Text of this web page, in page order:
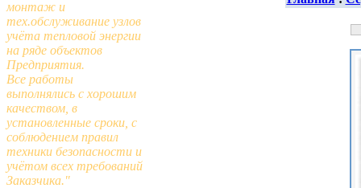
монтаж и
тех.обслуживание узлов
учёта тепловой энергии
на ряде объектов
Предприятия.
Все работы
выполнялись с хорошим
качеством, в
установленные сроки, с
соблюдением правил
техники безопасности и
учётом всех требований
Заказчика."